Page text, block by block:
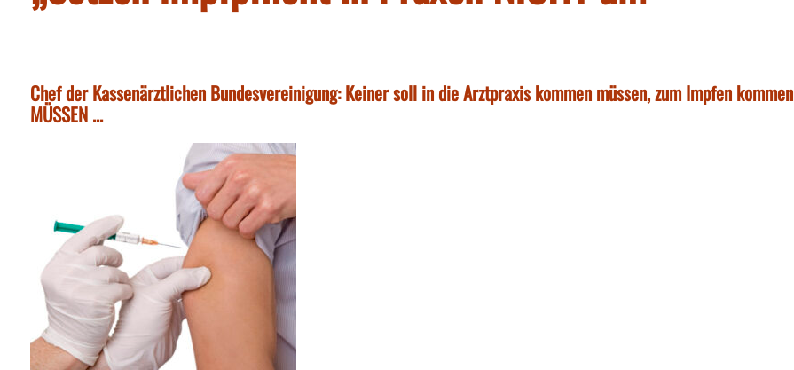
Chef der Kassenärztlichen Bundesvereinigung: Keiner soll in die Arztpraxis kommen müssen, zum Impfen kommen
MÜSSEN ...